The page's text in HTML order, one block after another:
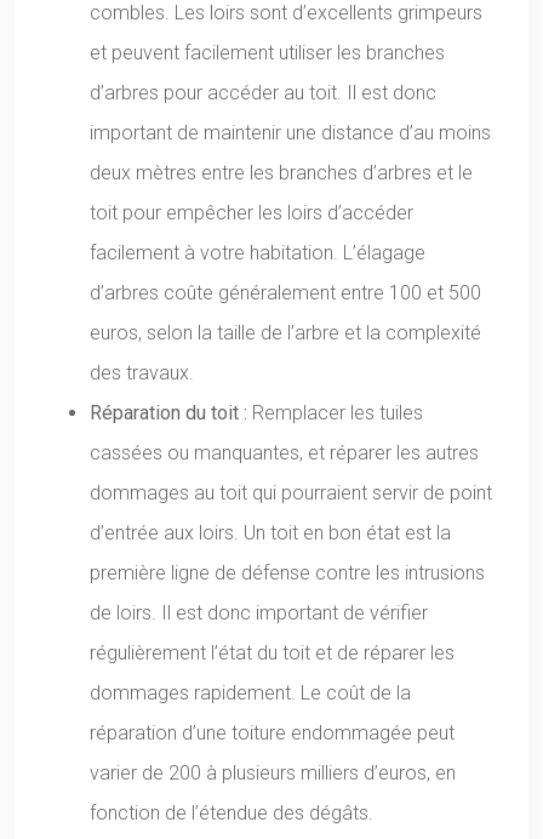
combles. Les loirs sont d’excellents grimpeurs
et peuvent facilement utiliser les branches
d’arbres pour accéder au toit. Il est donc
important de maintenir une distance d’au moins
deux mètres entre les branches d’arbres et le
toit pour empêcher les loirs d’accéder
facilement à votre habitation. L’élagage
d’arbres coûte généralement entre 100 et 500
euros, selon la taille de l’arbre et la complexité
des travaux.
Réparation du toit : Remplacer les tuiles
cassées ou manquantes, et réparer les autres
dommages au toit qui pourraient servir de point
d’entrée aux loirs. Un toit en bon état est la
première ligne de défense contre les intrusions
de loirs. Il est donc important de vérifier
régulièrement l’état du toit et de réparer les
dommages rapidement. Le coût de la
réparation d’une toiture endommagée peut
varier de 200 à plusieurs milliers d’euros, en
fonction de l’étendue des dégâts.